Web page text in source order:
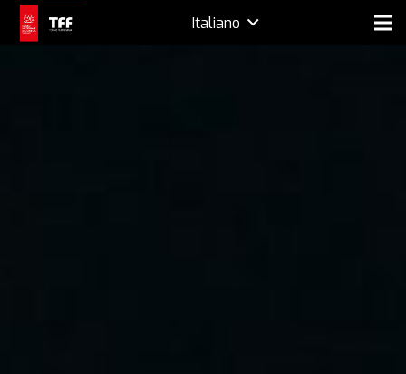
Italiano